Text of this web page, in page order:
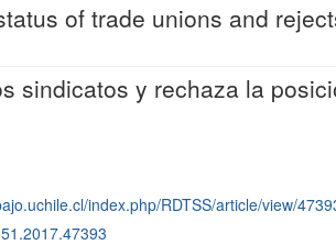
of trade unions and
sindicatos y rechaza la
index.php/RDTSS/article/view/